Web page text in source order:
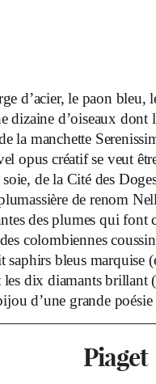
d’acier, le paon bleu,
d’oiseaux dont
la manchette
opus créatif se veut
de la Cité des
de renom
des plumes qui font
colombiennes
saphirs bleus marquise
dix diamants brillant
d’une grande poésie
Piaget